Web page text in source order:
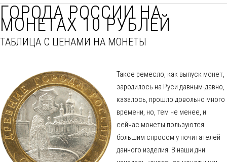
ГОРОДА РОССИИ НА
МОНЕТАХ 10 РУБЛЕЙ
ТАБЛИЦА С ЦЕНАМИ НА МОНЕТЫ
Такое ремесло, как выпуск монет,
зародилось на Руси давным-давно,
казалось, прошло довольно много
времени, но, тем не менее, и
сейчас монеты пользуются
большим спросом у почитателей
данного изделия. В наши дни